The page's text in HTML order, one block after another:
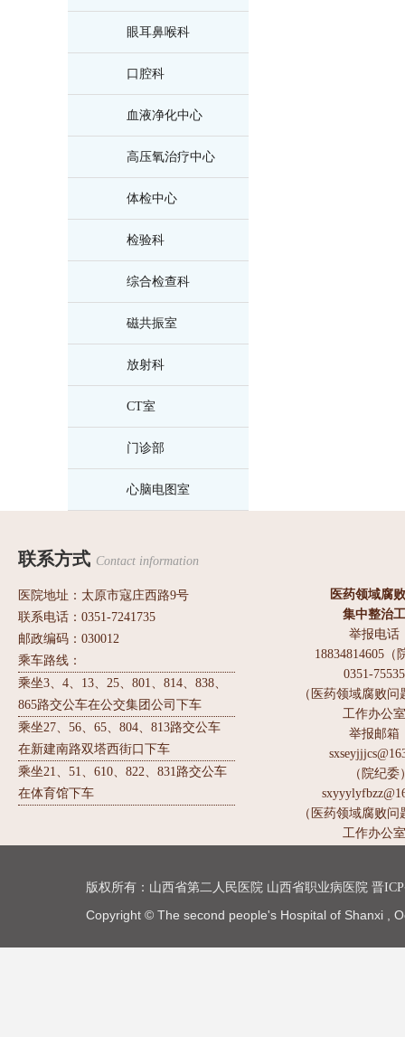
眼耳鼻喉科
口腔科
血液净化中心
高压氧治疗中心
体检中心
检验科
综合检查科
磁共振室
放射科
CT室
门诊部
心脑电图室
联系方式 Contact information
医院地址：太原市寇庄西路9号
联系电话：0351-7241735
邮政编码：030012
乘车路线：
乘坐3、4、13、25、801、814、838、
865路交公车在公交集团公司下车
乘坐27、56、65、804、813路交公车
在新建南路双塔西街口下车
乘坐21、51、610、822、831路交公车
在体育馆下车
医药领域腐
集中整治
举报电话
18834814605（
0351-
（医药领域腐败
工作办公
举报邮箱
（院纪委
（医药领域腐败
工作办公
版权所有： 山西省第二人民医院 山西省职业病医院 晋
Copyright © The second people's Hospital of Shanxi ,